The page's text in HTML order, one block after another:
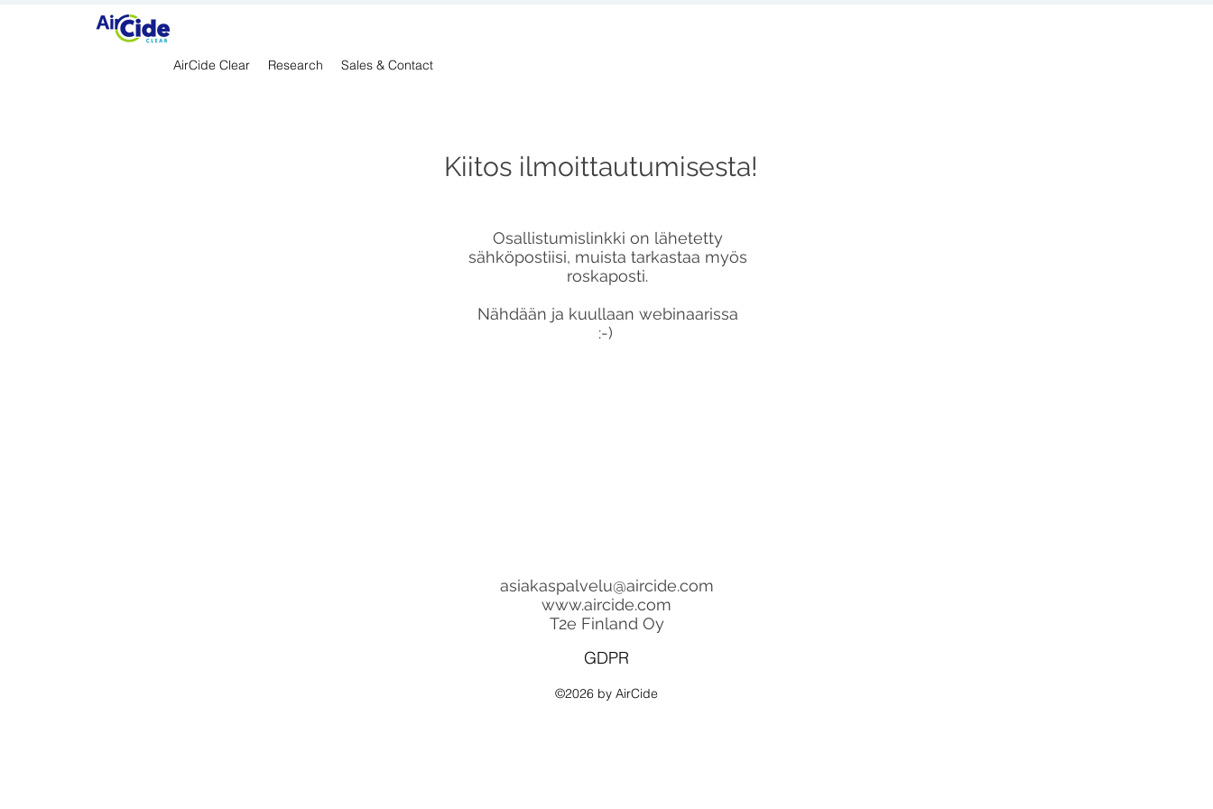
AirCide Clear Research Sales & Contact
Kiitos ilmoittautumisesta!
Osallistumislinkki on lähetetty
sähköpostiisi, muista tarkastaa myös
roskaposti.
Nähdään ja kuullaan webinaarissa
:-)
asiakaspalvelu@aircide.com
www.aircide.com
T2e Finland Oy
GDPR
©2026 by AirCide